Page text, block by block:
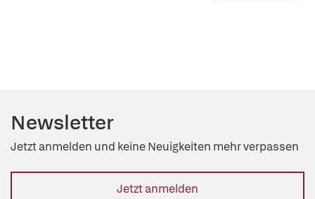
Newsletter
Jetzt anmelden und keine Neuigkeiten mehr verpassen
Jetzt anmelden